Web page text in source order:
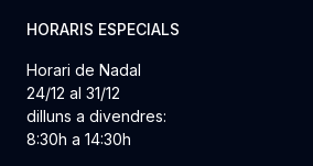
HORARIS ESPECIALS
Horari de Nadal
24/12 al 31/12
dilluns a divendres:
8:30h a 14:30h